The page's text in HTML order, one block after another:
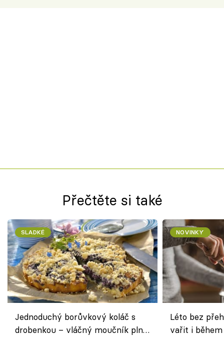
Přečtěte si také
SLADKÉ
Jednoduchý borůvkový koláč s
drobenkou – vláčný moučník plný
NOVINKY
Léto bez
vařit i